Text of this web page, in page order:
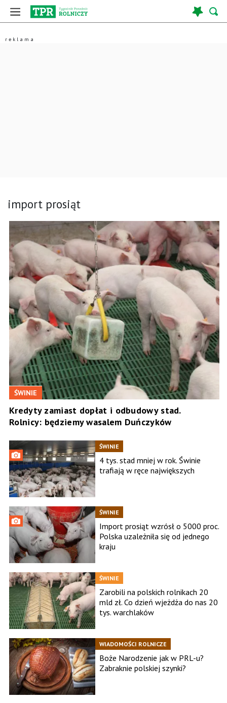
import prosiąt
ŚWINIE
Kredyty zamiast dopłat i odbudowy stad.
Rolnicy: będziemy wasalem Duńczyków
ŚWINIE
4 tys. stad mniej w rok. Świnie
trafiają w ręce największych
ŚWINIE
Import prosiąt wzrósł o 5000 proc.
Polska uzależniła się od jednego
kraju
ŚWINIE
Zarobili na polskich rolnikach 20
mld zł. Co dzień wjeżdża do nas 20
tys. warchlaków
WIADOMOŚCI ROLNICZE
Boże Narodzenie jak w PRL-u?
Zabraknie polskiej szynki?